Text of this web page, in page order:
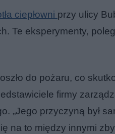
ciepłowni przy ulicy
Te eksperymenty,
do pożaru, co
firmy
„Jego przyczyną był
na to między innymi